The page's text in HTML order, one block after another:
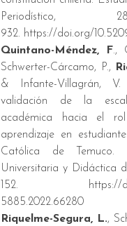
Periodístico,
932. https://doi.org/
Quintano-Méndez, F.,
Schwerter-Cárcamo, P.,
& Infante-Villagrán,
validación de la
académica hacia el
aprendizaje en
Católica de Temuco.
Universitaria y Didáctica
152. https://
5885.2022.66280
Riquelme-Segura, L.,